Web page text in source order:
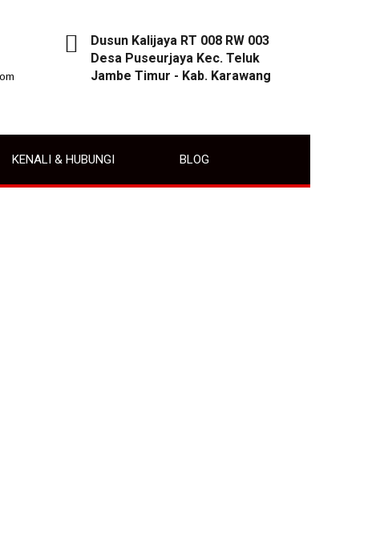
Dusun Kalijaya RT 008 RW 003
Desa Puseurjaya Kec. Teluk
Jambe Timur - Kab. Karawang
KENALI & HUBUNGI BLOG